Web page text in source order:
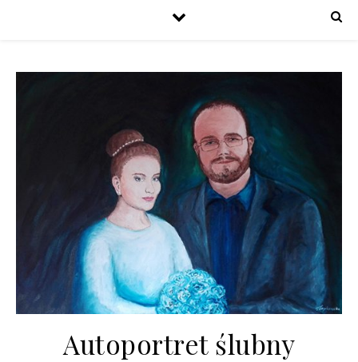
Autoportret ślubny